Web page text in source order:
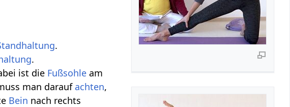
.
.
ist die Fußsohle am
man darauf achten,
Bein nach rechts